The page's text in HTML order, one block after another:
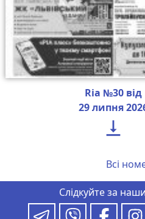
Ria №30 від
29 липня

Всі
Слідкуйте за